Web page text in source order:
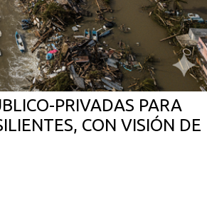
PRIVADAS PARA
CON VISIÓN DE